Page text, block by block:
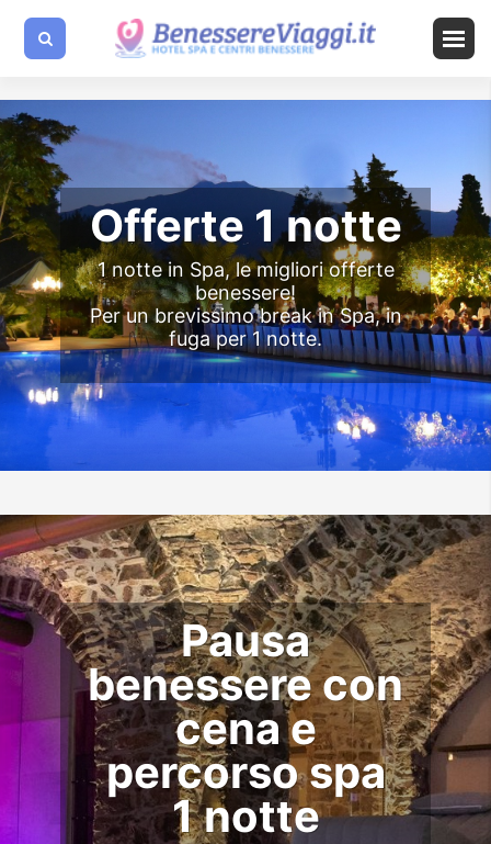
Offerte 1 notte
1 notte in Spa, le migliori offerte
benessere!
Per un brevissimo break in Spa, in
fuga per 1 notte.
Pausa
benessere con
cena e
percorso spa
1 notte